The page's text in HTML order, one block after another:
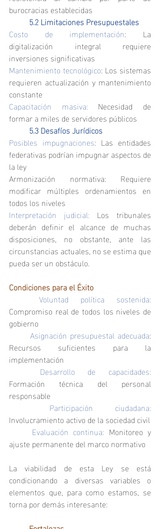
burocracias establecidas
	5.2 Limitaciones Presupuestales
Costo de implementación: La
digitalización integral requiere
inversiones significativas
Mantenimiento tecnológico: Los sistemas
requieren actualización y mantenimiento
constante
Capacitación masiva: Necesidad de
formar a miles de servidores públicos
	5.3 Desafíos Jurídicos
Posibles impugnaciones: Las entidades
federativas podrían impugnar aspectos de
la ley
Armonización normativa: Requiere
modificar múltiples ordenamientos en
todos los niveles
Interpretación judicial: Los tribunales
deberán definir el alcance de muchas
disposiciones, no obstante, ante las
circunstancias actuales, no se estima que
pueda ser un obstáculo.
Condiciones para el Éxito
Compromiso real de todos los niveles de
gobierno
	Asignación presupuestal adecuada
:
Recursos suficientes para la
implementación
	Desarrollo de capacidades:
Formación técnica del personal
responsable
	Participación ciudadana:
Involucramiento activo de la sociedad civil
	Evaluación continua:
Monitoreo y
ajuste permanente del marco normativo
La viabilidad de esta Ley se está
condicionando a diversas variables o
elementos que, para como estamos, se
torna por demás interesante: